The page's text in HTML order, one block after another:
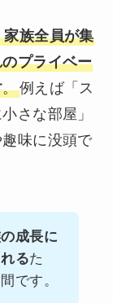
家族全員が集
プライベー
。例えば「ス
さな部屋」
味に没頭で
成長に
るた
です。